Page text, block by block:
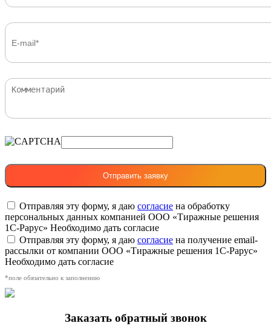
Отправляя эту форму, я даю согласие на обработку
персональных данных компанией ООО «Тиражные решения
1С-Рарус» Необходимо дать согласие
Отправляя эту форму, я даю согласие на получение email-
рассылки от компании ООО «Тиражные решения 1С-Рарус»
Необходимо дать согласие
*поле обязательно к заполнению
Заказать обратный звонок